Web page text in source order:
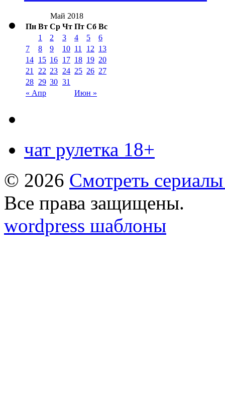
Май 2018
Пн Вт Ср Чт Пт Сб Вс
« Апр Июн »
1 2 3 4 5
6
7
8 9 10 11 12 13
14 15 16 17 18 19 20
21
22 23 24 25 26 27
28 29 30 31
чат рулетка 18+
© 2026 Смотреть
Все права защищены.
wordpress шаблоны